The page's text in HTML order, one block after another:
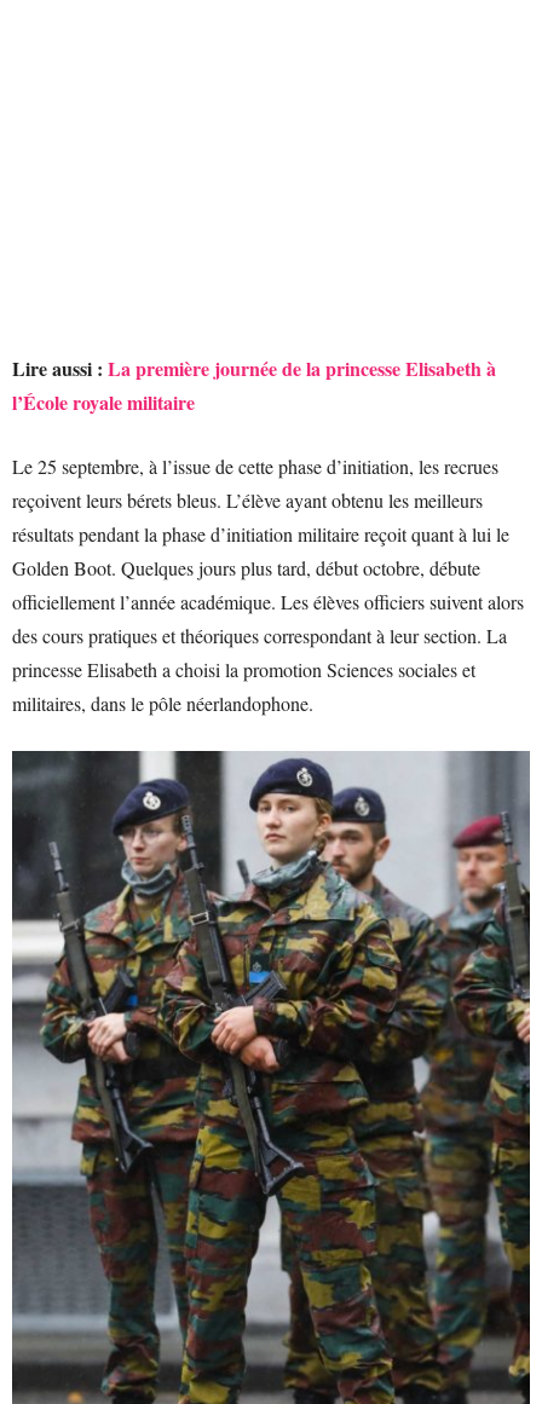
Lire aussi : La première journée de la princesse Elisabeth à
l’École royale militaire
Le 25 septembre, à l’issue de cette phase d’initiation, les recrues
reçoivent leurs bérets bleus. L’élève ayant obtenu les meilleurs
résultats pendant la phase d’initiation militaire reçoit quant à lui le
Golden Boot. Quelques jours plus tard, début octobre, débute
officiellement l’année académique. Les élèves officiers suivent alors
des cours pratiques et théoriques correspondant à leur section. La
princesse Elisabeth a choisi la promotion Sciences sociales et
militaires, dans le pôle néerlandophone.